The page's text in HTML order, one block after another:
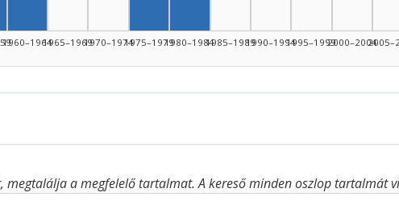
1960–19641965–19691970–19741975–19791980–19841985–19891990–19941995–19992000–2004
megtalálja a megfelelő tartalmat. A kereső minden oszlop tartalmát